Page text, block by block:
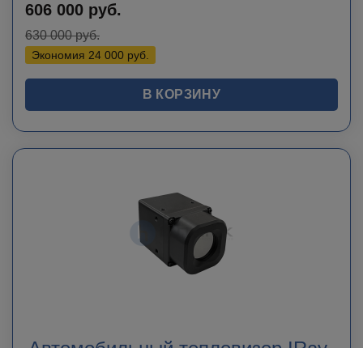
606 000 руб.
630 000руб.
Экономия 24 000 руб.
В КОРЗИНУ